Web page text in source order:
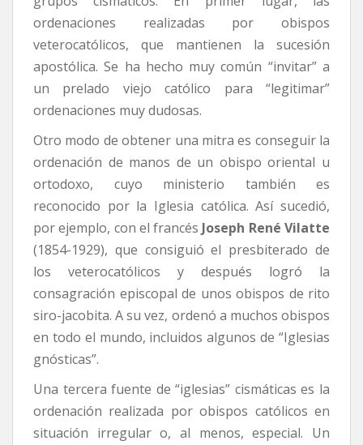
ordenaciones realizadas por obispos
veterocatólicos, que mantienen la sucesión
apostólica. Se ha hecho muy común “invitar” a
un prelado viejo católico para “legitimar”
ordenaciones muy dudosas.
Otro modo de obtener una mitra es conseguir la
ordenación de manos de un obispo oriental u
ortodoxo, cuyo ministerio también es
reconocido por la Iglesia católica. Así sucedió,
por ejemplo, con el francésJoseph René Vilatte
(1854-1929), que consiguió el presbiterado de
los veterocatólicos y después logró la
consagración episcopal de unos obispos de rito
siro-jacobita. A su vez, ordenó a muchos obispos
en todo el mundo, incluidos algunos de “Iglesias
gnósticas”.
Una tercera fuente de “iglesias” cismáticas es la
ordenación realizada por obispos católicos en
situación irregular o, al menos, especial. Un